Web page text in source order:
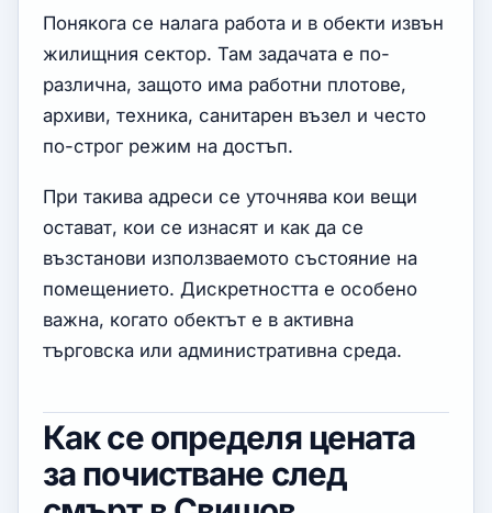
Понякога се налага работа и в обекти извън
жилищния сектор. Там задачата е по-
различна, защото има работни плотове,
архиви, техника, санитарен възел и често
по-строг режим на достъп.
При такива адреси се уточнява кои вещи
остават, кои се изнасят и как да се
възстанови използваемото състояние на
помещението. Дискретността е особено
важна, когато обектът е в активна
търговска или административна среда.
Как се определя цената
за почистване след